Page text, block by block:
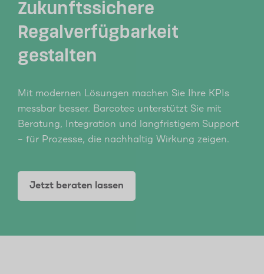
Zukunftssichere
Regalverfügbarkeit
gestalten
Mit modernen Lösungen machen Sie Ihre KPIs
messbar besser. Barcotec unterstützt Sie mit
Beratung, Integration und langfristigem Support
– für Prozesse, die nachhaltig Wirkung zeigen.
Jetzt beraten lassen